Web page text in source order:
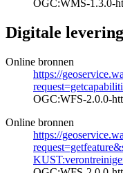
OGC:WMS-1.3.0-
Digitale
Online bronnen
https://
OGC:WFS-2.0.0-
Online bronnen
https://